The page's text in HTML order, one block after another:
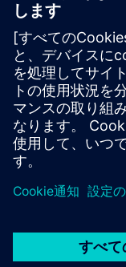
電力制御スイッ
ださい。電力と
ィリティと並行
す。